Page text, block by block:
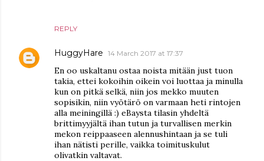
REPLY
HuggyHare 14 March 2017 at 17:37
En oo uskaltanu ostaa noista mitään just tuon
takia, ettei kokoihin oikein voi luottaa ja minulla
kun on pitkä selkä, niin jos mekko muuten
sopisikin, niin vyötärö on varmaan heti rintojen
alla meiningillä :) eBaysta tilasin yhdeltä
brittimyyjältä ihan tutun ja turvallisen merkin
mekon reippaaseen alennushintaan ja se tuli
ihan nätisti perille, vaikka toimituskulut
olivatkin valtavat.